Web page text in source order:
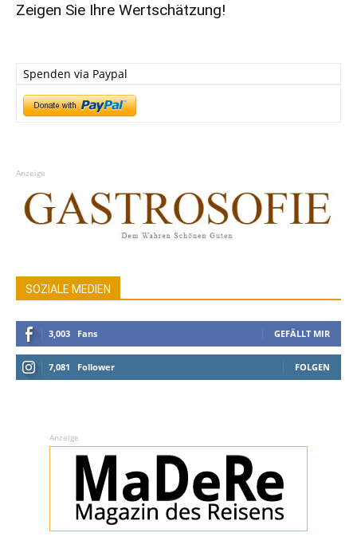
Zeigen Sie Ihre Wertschätzung!
Spenden via Paypal
Anzeige
SOZIALE MEDIEN
3,003 Fans GEFÄLLT MIR
7,081 Follower FOLGEN
Anzeige